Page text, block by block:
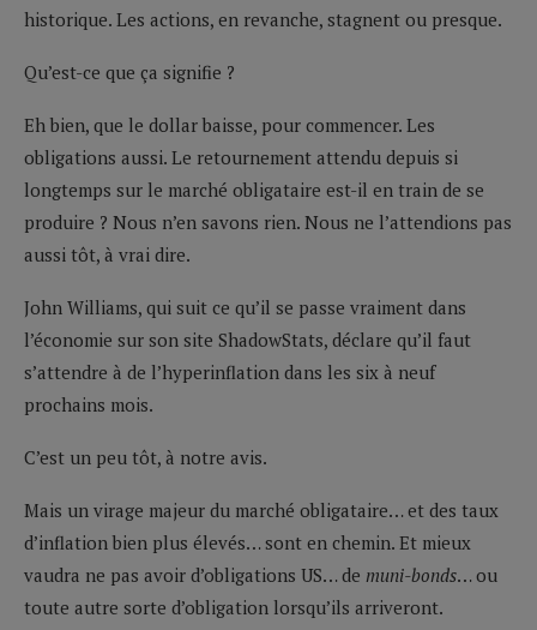
historique. Les actions, en revanche, stagnent ou presque.
Qu’est-ce que ça signifie ?
Eh bien, que le dollar baisse, pour commencer. Les
obligations aussi. Le retournement attendu depuis si
longtemps sur le marché obligataire est-il en train de se
produire ? Nous n’en savons rien. Nous ne l’attendions pas
aussi tôt, à vrai dire.
John Williams, qui suit ce qu’il se passe vraiment dans
l’économie sur son site ShadowStats, déclare qu’il faut
s’attendre à de l’hyperinflation dans les six à neuf
prochains mois.
C’est un peu tôt, à notre avis.
Mais un virage majeur du marché obligataire… et des taux
d’inflation bien plus élevés… sont en chemin. Et mieux
vaudra ne pas avoir d’obligations US… de muni-bonds… ou
toute autre sorte d’obligation lorsqu’ils arriveront.